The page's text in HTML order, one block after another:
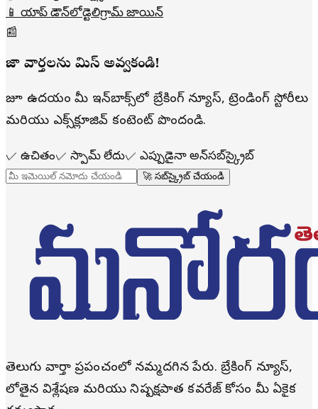
📱 యాప్ డౌన్‌లోడ్టెలిగ్రామ్ జాయిన్
📰
తాజా వార్తలను మిస్ అవ్వకండి!
రోజూ ఉదయం మీ ఇన్‌బాక్స్‌లో బ్రేకింగ్ న్యూస్, ట్రెండింగ్ స్టోరీలు
మరియు ఎక్స్‌క్లూజివ్ కంటెంట్ పొందండి.
✓ ఉచితం✓ స్పామ్ లేదు✓ ఎప్పుడైనా అన్‌సబ్‌స్క్రైబ్
🚀 సబ్‌స్క్రైబ్ చేయండి
తెలుగు వార్తా ప్రపంచంలో నమ్మదగిన పేరు. బ్రేకింగ్ న్యూస్,
లోతైన విశ్లేషణ మరియు నిష్పక్షపాత కవరేజ్ కోసం మీ ఏకైక